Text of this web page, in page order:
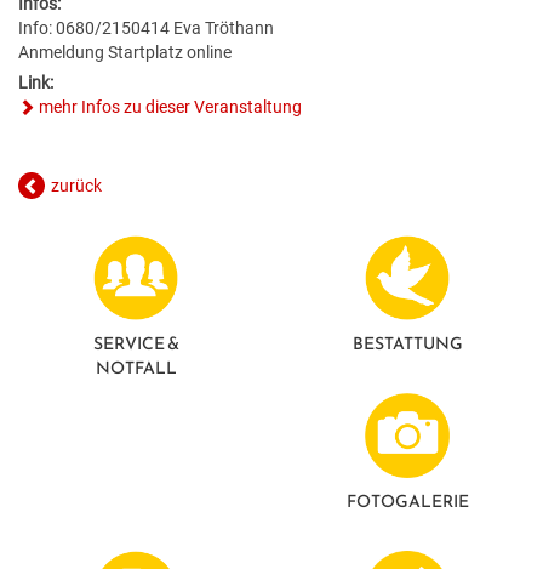
DOWNLOADS & FORMULARE
AMTSTAFEL
STADTARCHIV
LERNHILFE & JUGENDARBEIT
KINDERUNI
FAQ BAUEN & WOHNEN
FORMULARE & DOWNLOADS
ENERGIEBUCHHALTUNG
ANSPRECHPARTNER
VEREINE
SOZIALRATGEBER
COMMUNITY-NURSING
GESUNDE GEMEINDE
MOBILITÄT & PARKEN
BAUMKATASTER
KLAR! REGION
Infos:
Info: 0680/2150414 Eva Tröthann
Anmeldung Startplatz online
Link:
mehr Infos zu dieser Veranstaltung
zurück
SERVICE &
NOTFALL
BESTATTUNG
FOTO­GALERIE